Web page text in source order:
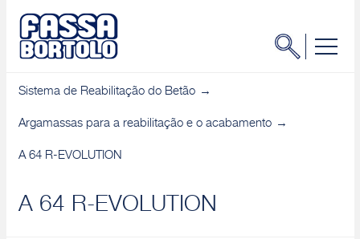
Sistema de Reabilitação do Betão
Argamassas para a reabilitação e o acabamento
A 64 R-EVOLUTION
A 64 R-EVOLUTION